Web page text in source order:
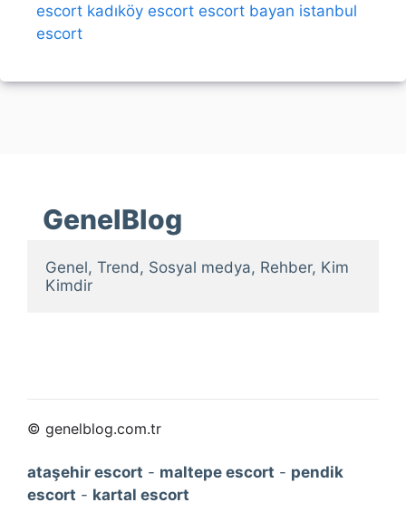
escort kadıköy escort escort bayan istanbul
escort
GenelBlog
Genel, Trend, Sosyal medya, Rehber, Kim
Kimdir
© genelblog.com.tr
ataşehir escort - maltepe escort - pendik
escort - kartal escort